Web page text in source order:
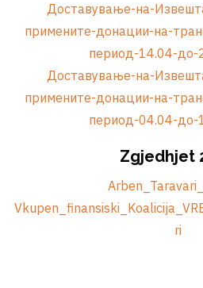
Доставување-на-
примените-донации-на-
период-14.04-до-
Доставување-на-
примените-донации-на-
период-04.04-до-
Zgjedhjet
ri